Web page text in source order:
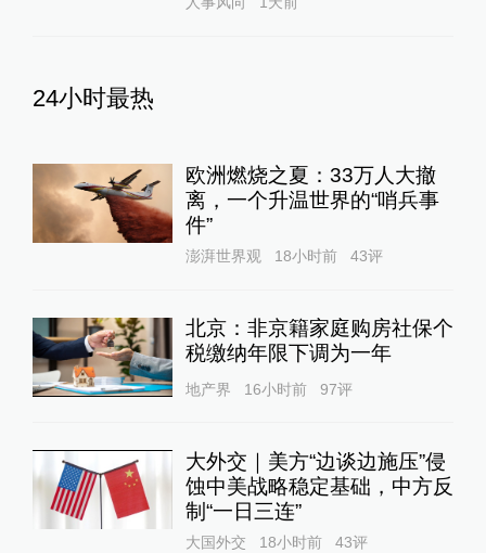
24小时最热
欧洲燃烧之夏：33万人大撤
离，一个升温世界的“哨兵事
件”
澎湃世界观 18小时前 43评
北京：非京籍家庭购房社保个
税缴纳年限下调为一年
地产界 16小时前 97评
大外交｜美方“边谈边施压”侵
蚀中美战略稳定基础，中方反
制“一日三连”
大国外交 18小时前 43评